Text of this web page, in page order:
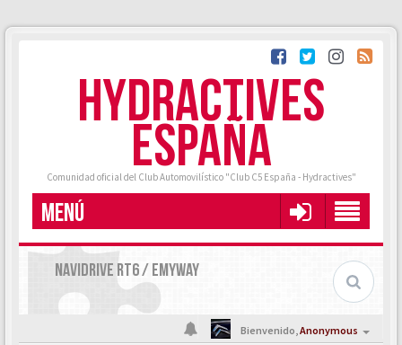
HYDRACTIVES
ESPAÑA
Comunidad oficial del Club Automovilístico "Club C5 España - Hydractives"
MENÚ
NAVIDRIVE RT6 / EMYWAY
Bienvenido,Anonymous